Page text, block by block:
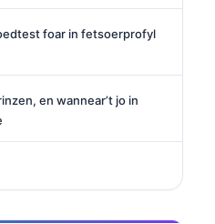
foar in fetsoerprofyl
en wannear’t jo in